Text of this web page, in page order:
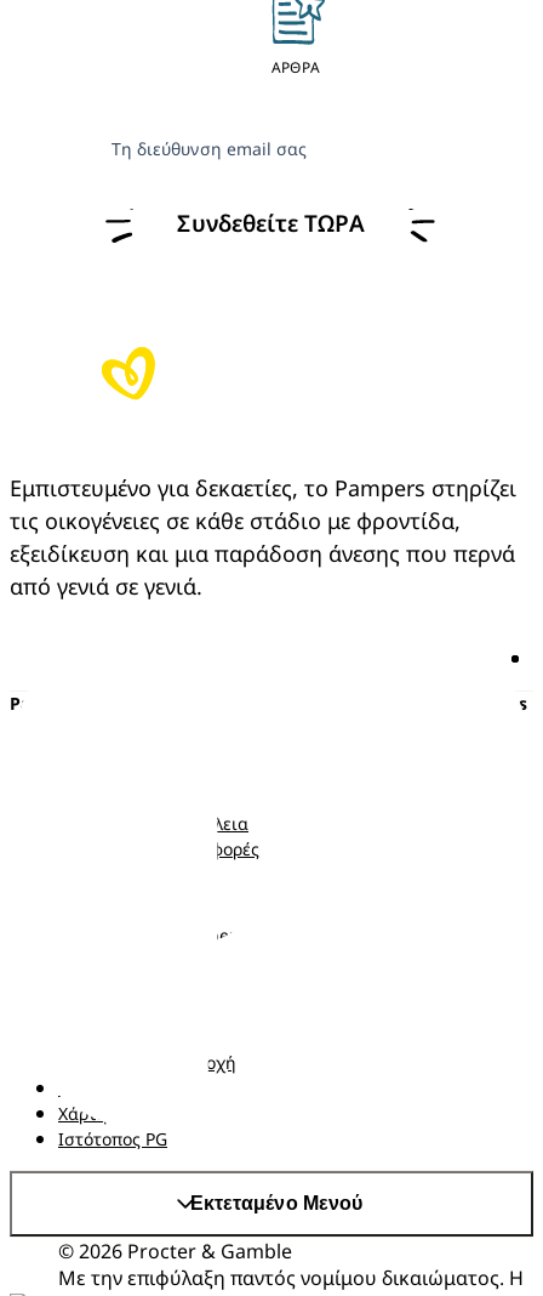
ΑΡΘΡΑ
Τη διεύθυνση email σας
Συνδεθείτε ΤΩΡΑ
Εμπιστευμένο για δεκαετίες, το Pampers στηρίζει
τις οικογένειες σε κάθε στάδιο με φροντίδα,
εξειδίκευση και μια παράδοση άνεσης που περνά
από γενιά σε γενιά.
Pampers
Ποιότητα και Ασφάλεια
Κουπόνια και προσφορές
Περισσότερα από τα Pampers
Σχετικά με τα Pampers
Αλλαγή χώρα/περιοχή
Χάρτης ιστότοπου
Ιστότοπος PG
Εκτεταμένο Μενού
© 2026 Procter & Gamble
Με την επιφύλαξη παντός νομίμου δικαιώματος. Η